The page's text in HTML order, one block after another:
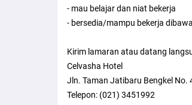
- mau belajar dan niat bekerja
- bersedia/mampu bekerja
Kirim lamaran atau datang
Celvasha Hotel
Jln. Taman Jatibaru Bengkel No.
Telepon: (021) 3451992